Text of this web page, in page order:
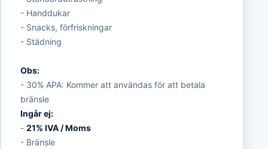
- Handdukar
- Snacks, förfriskningar
- Städning
Obs:
- 30% APA: Kommer att användas för att betala
bränsle
Ingår ej:
- 21% IVA / Moms
- Bränsle